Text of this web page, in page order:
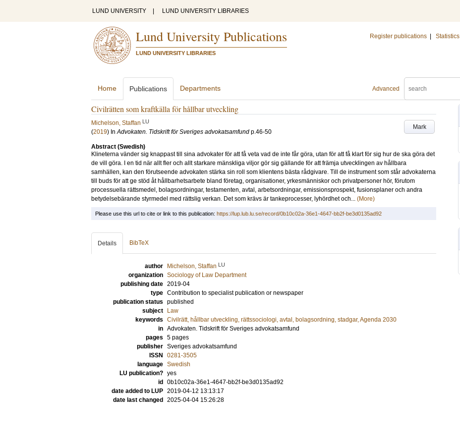
LUND UNIVERSITY LUND UNIVERSITY LIBRARIES
Lund University Publications
LUND UNIVERSITY LIBRARIES
Register publications Statistics
Advanced
Home Publications Departments
Civilrätten som kraftkälla för hållbar utveckling
Mark
Michelson, Staffan LU
(2019) InAdvokaten. Tidskrift för Sveriges advokatsamfund p.46-50
Abstract (Swedish)
Klineterna vänder sig knappast till sina advokater för att få veta vad de inte får göra, utan för att få klart för sig hur de ska göra det
de vill göra. I en tid när allt fler och allt starkare mänskliga viljor gör sig gällande för att främja utvecklingen av hållbara
samhällen, kan den förutseende advokaten stärka sin roll som klientens bästa rådgivare. Till de instrument som står advokaterna
till buds för att ge stöd åt hållbarhetsarbete bland företag, organisationer, yrkesmänniskor och privatpersoner hör, förutom
processuella rättsmedel, bolagsordningar, testamenten, avtal, arbetsordningar, emissionsprospekt, fusionsplaner och andra
betydelsebärande styrmedel med rättslig verkan. Det som krävs är tankeprocesser, lyhördhet och... (More)
Please use this url to cite or link to this publication: https://lup.lub.lu.se/record/0b10c02a-36e1-4647-bb2f-be3d0135ad92
Details BibTeX
author Michelson, Staffan LU
organization Sociology of Law Department
publishing date 2019-04
type Contribution to specialist publication or newspaper
publication status published
subject
Law
keywords Civilrätt, hållbar utveckling, rättssociologi, avtal, bolagsordning, stadgar, Agenda 2030
in Advokaten. Tidskrift för Sveriges advokatsamfund
pages 5 pages
publisher Sveriges advokatsamfund
ISSN
0281-3505
language Swedish
LU publication? yes
id
0b10c02a-36e1-4647-bb2f-be3d0135ad92
date added to LUP 2019-04-12 13:13:17
date last changed
2025-04-04 15:26:28